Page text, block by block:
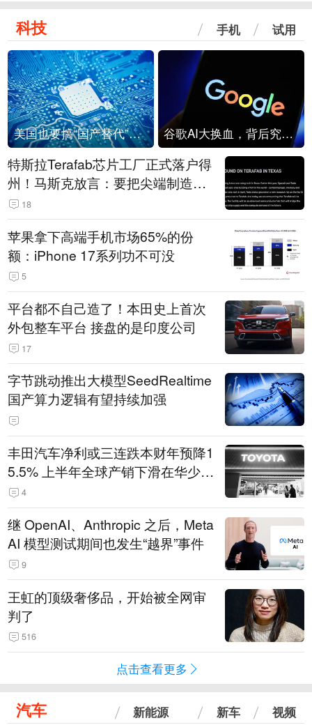
科技 手机 试用
美国也要搞“国产替代”？先算清三笔账 谷歌AI大换血，背后究竟发生了什么？
特斯拉Terafab芯片工厂正式落户得
州！马斯克放言：要把尖端制造带
回美国
18
苹果拿下高端手机市场65%的份
额：iPhone 17系列功不可没
5
平台都不自己造了！本田史上首次
外包整车平台 接盘的是印度公司
17
字节跳动推出大模型SeedRealtime
国产算力逻辑有望持续加强
丰田汽车净利或三连跌本财年预降1
5.5% 上半年全球产销下滑在华少卖
14.3万辆
4
继 OpenAI、Anthropic 之后，Meta
AI 模型测试期间也发生“越界”事件
9
王虹的顶级奢侈品，开始被全网审
判了
516
点击查看更多
汽车 新能源 新车 视频